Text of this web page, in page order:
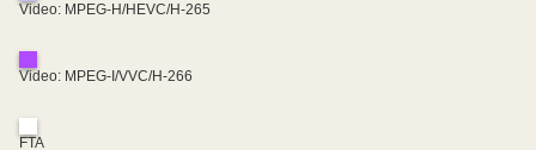
Video: MPEG-H/HEVC/H-265
Video: MPEG-I/VVC/H-266
FTA